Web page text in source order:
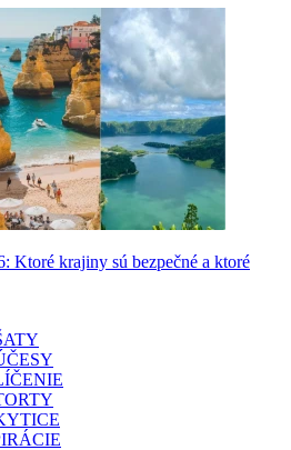
Ktoré krajiny sú bezpečné a ktoré